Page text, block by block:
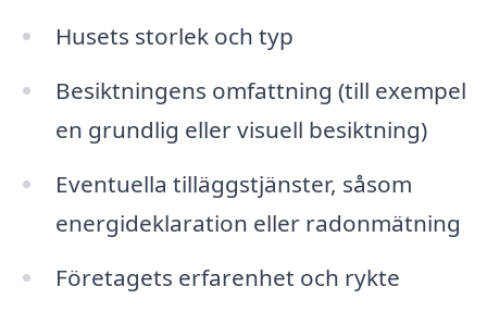
Husets storlek och typ
Besiktningens omfattning (till exempel
en grundlig eller visuell besiktning)
Eventuella tilläggstjänster, såsom
energideklaration eller radonmätning
Företagets erfarenhet och rykte